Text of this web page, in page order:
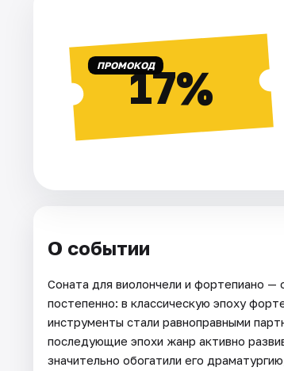
ПРОМОКОД17%
О событии
Соната для виолончели и фортепиано
постепенно: в классическую эпоху
инструменты стали равноправными
последующие эпохи жанр активно
значительно обогатили его